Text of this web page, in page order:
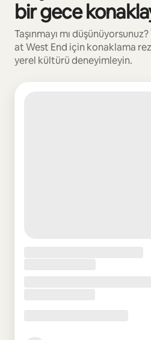
bir gece
Taşınmayı mı
at West End için konaklama
yerel kültürü deneyimleyin.